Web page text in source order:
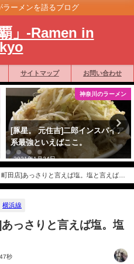
ーメンを語るブログ
」-Ramen in
サイトマップ お問い合わせ
東京のラーメン
[二郎 三田本店]二郎を語るなら必
ず行くべき。総帥のいる店。[東
京二郎制覇]
2021年1月27日
横浜線
っさりと言えば塩。塩
秒